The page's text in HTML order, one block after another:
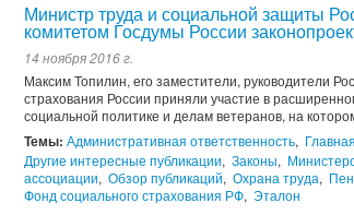
Министр труда и социальной защиты
комитетом Госдумы России
14 ноября 2016 г.
Максим Топилин, его заместители, руководители
страхования России приняли участие в
социальной политике и делам ветеранов, на
Темы: Административная ответственность,
Другие интересные публикации, Законы,
ассоциации, Обзор публикаций, Охрана труда,
Фонд социального страхования РФ, Эталон